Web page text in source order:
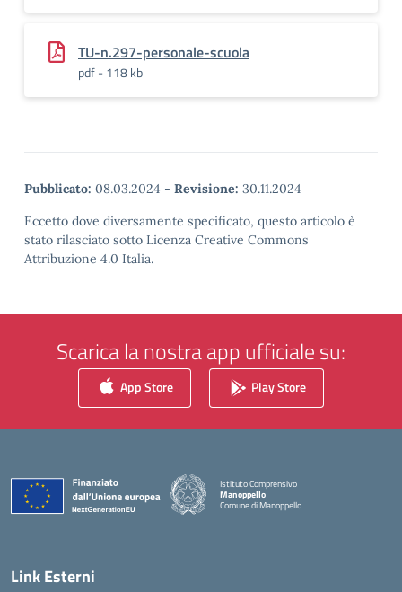
TU-n.297-personale-scuola
pdf - 118 kb
Pubblicato: 08.03.2024 - Revisione: 30.11.2024
Eccetto dove diversamente specificato, questo articolo è
stato rilasciato sotto Licenza Creative Commons
Attribuzione 4.0 Italia.
Scarica la nostra app ufficiale su:
App Store Play Store
Istituto Comprensivo
Manoppello
Comune di Manoppello
— Visita la pagina iniziale della scuola
Link Esterni